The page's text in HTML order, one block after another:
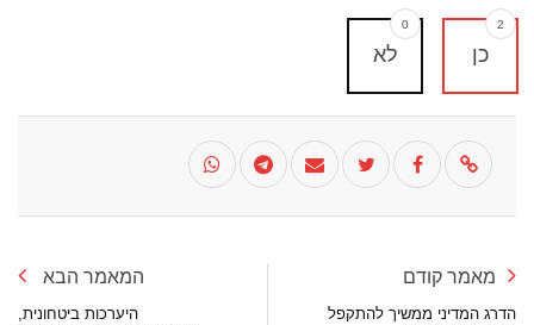
כן
2
לא
0
מאמר קודם
הדרג המדיני ממשיך להתקפל
המאמר הבא
היערכות ביטחונית,